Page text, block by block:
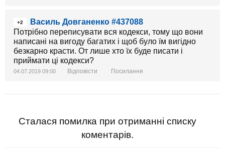
+2
Василь Довганенко #437088
Потрібно переписувати вся кодекси, тому що вони
написані на вигоду багатих і щоб було їм вигідно
безкарно красти. От лише хто їх буде писати і
приймати ці кодекси?
04.07.2019 09:00 Відповісти Посилання
Сталася помилка при отриманні списку
коментарів.